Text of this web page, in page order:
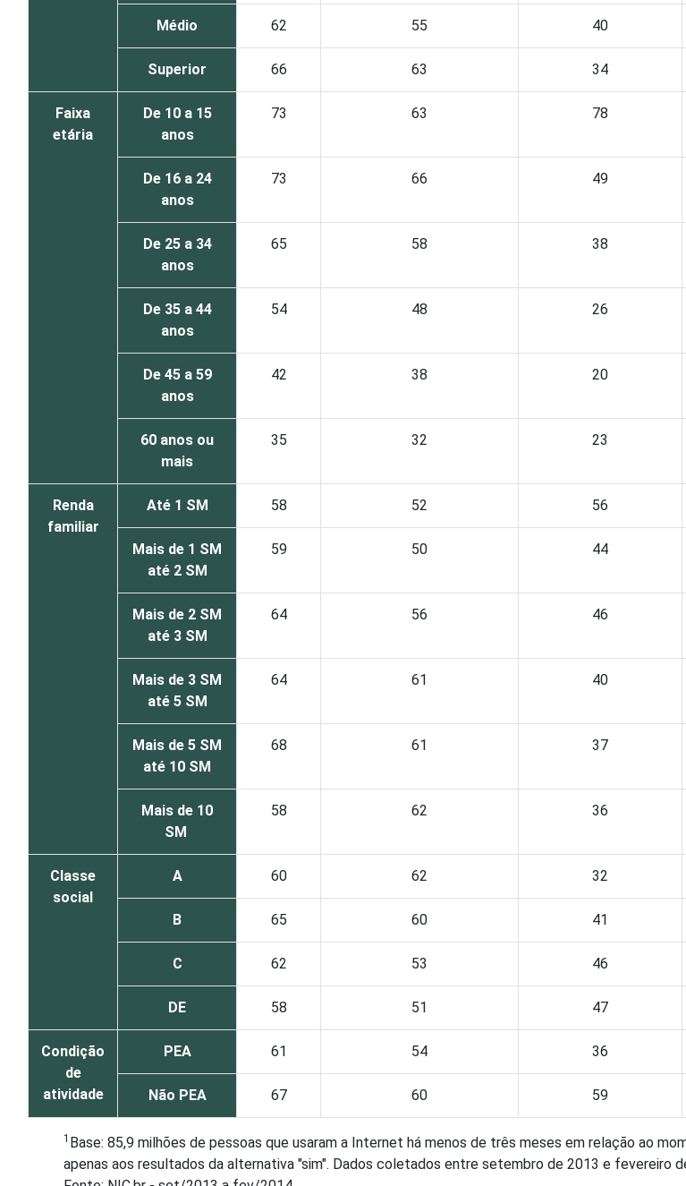
Médio 62 55 40
Superior 66 63 34
Faixa
etária
De 10 a 15
anos
73 63 78
De 16 a 24
anos
73 66 49
De 25 a 34
anos
65 58 38
De 35 a 44
anos
54 48 26
De 45 a 59
anos
42 38 20
60 anos ou
mais
35 32 23
Renda
familiar
Até 1 SM 58 52 56
Mais de 1 SM
até 2 SM
59 50 44
Mais de 2 SM
até 3 SM
64 56 46
Mais de 3 SM
até 5 SM
64 61 40
Mais de 5 SM
até 10 SM
68 61 37
Mais de 10
SM
58 62 36
Classe
social
A 60 62 32
B 65 60 41
C 62 53 46
DE 58 51 47
Condição
de
atividade
PEA 61 54 36
Não PEA 67 60 59
1 Base: 85,9 milhões de pessoas que usaram a Internet há menos de três meses em relação ao
apenas aos resultados da alternativa "sim". Dados coletados entre setembro de 2013 e fevereiro